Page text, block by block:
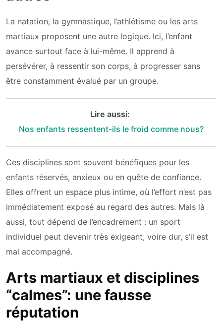
La natation, la gymnastique, l’athlétisme ou les arts
martiaux proposent une autre logique. Ici, l’enfant
avance surtout face à lui-même. Il apprend à
persévérer, à ressentir son corps, à progresser sans
être constamment évalué par un groupe.
Lire aussi:
Nos enfants ressentent-ils le froid comme nous?
Ces disciplines sont souvent bénéfiques pour les
enfants réservés, anxieux ou en quête de confiance.
Elles offrent un espace plus intime, où l’effort n’est pas
immédiatement exposé au regard des autres. Mais là
aussi, tout dépend de l’encadrement : un sport
individuel peut devenir très exigeant, voire dur, s’il est
mal accompagné.
Arts martiaux et disciplines
“calmes”: une fausse
réputation